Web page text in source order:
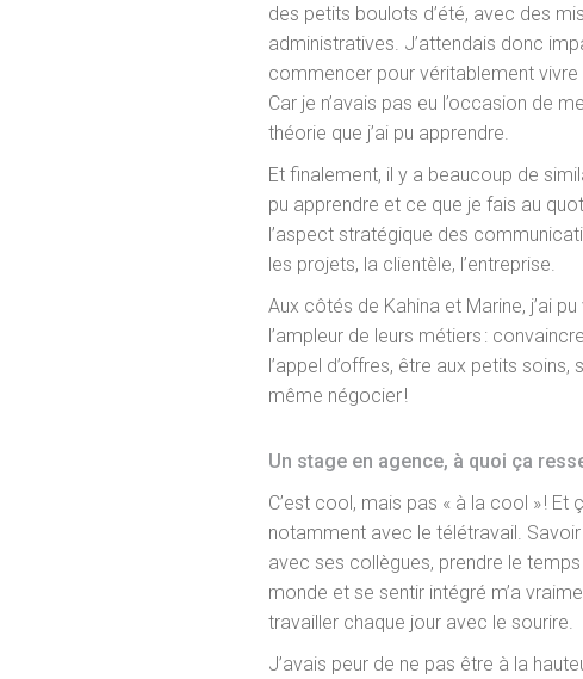
des petits boulots d’été, avec des
administratives. J’attendais donc
commencer pour véritablement vivre
Car je n’avais pas eu l’occasion de
théorie que j’ai pu apprendre.
Et finalement, il y a beaucoup de
pu apprendre et ce que je fais au
l’aspect stratégique des
les projets, la clientèle, l’entreprise.
Aux côtés de Kahina et Marine, j’ai
l’ampleur de leurs métiers :
l’appel d’offres, être aux petits soins,
même négocier !
Un stage en agence, à quoi ça
C’est cool, mais pas « à la cool » !
notamment avec le télétravail. Savoir
avec ses collègues, prendre le
monde et se sentir intégré m’a
travailler chaque jour avec le sourire.
J’avais peur de ne pas être à la